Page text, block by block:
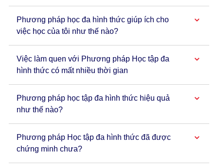
Phương pháp học đa hình thức giúp ích cho
việc học của tôi như thế nào?
Việc làm quen với Phương pháp Học tập đa
hình thức có mất nhiều thời gian
Phương pháp học tập đa hình thức hiệu quả
như thế nào?
Phương pháp Học tập đa hình thức đã được
chứng minh chưa?